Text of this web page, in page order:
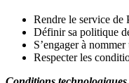
Rendre le service de
Définir sa politique
S’engager à
Respecter les